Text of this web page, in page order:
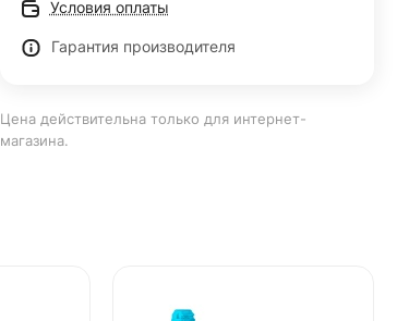
Условия оплаты
Гарантия производителя
Цена действительна только для интернет-
магазина.